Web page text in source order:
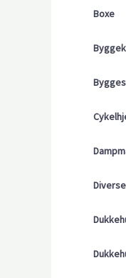
Boxe
Diverse